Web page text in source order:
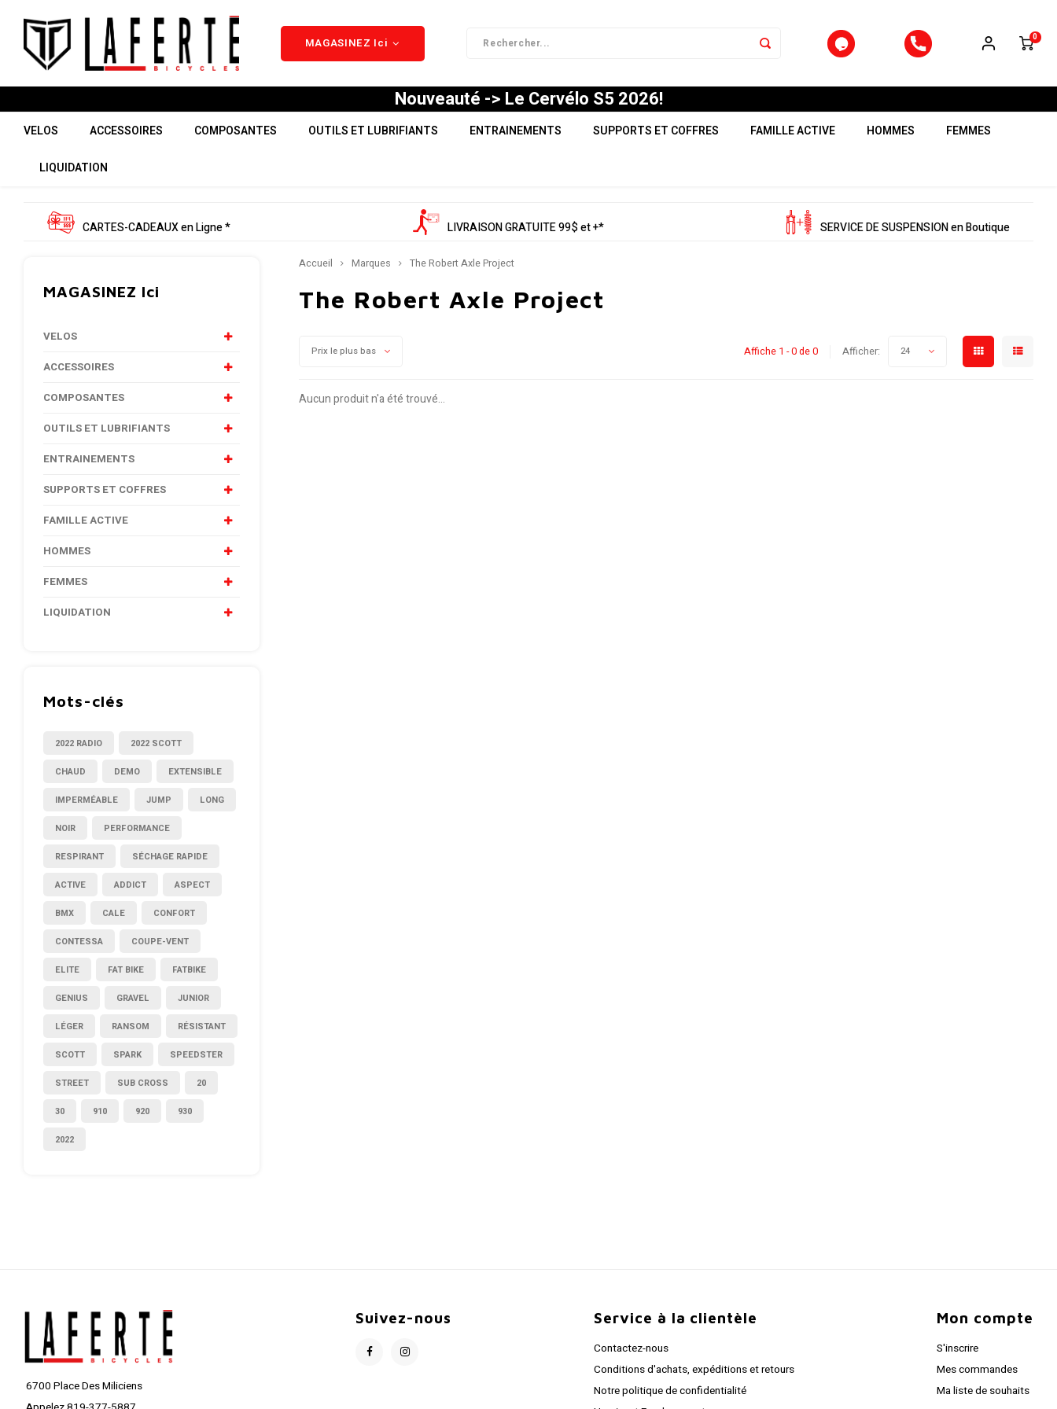
MAGASINEZ Ici 0
Nouveauté -> Le Cervélo S5 2026!
VELOS ACCESSOIRES COMPOSANTES OUTILS ET LUBRIFIANTS ENTRAINEMENTS SUPPORTS ET COFFRES FAMILLE ACTIVE HOMMES FEMMES
LIQUIDATION
CARTES-CADEAUX en Ligne * LIVRAISON GRATUITE 99$ et +* SERVICE DE SUSPENSION en Boutique
MAGASINEZ Ici
VELOS
ACCESSOIRES
COMPOSANTES
OUTILS ET LUBRIFIANTS
ENTRAINEMENTS
SUPPORTS ET COFFRES
FAMILLE ACTIVE
HOMMES
FEMMES
LIQUIDATION
Mots-clés
2022 RADIO 2022 SCOTT
CHAUD DEMO EXTENSIBLE
IMPERMÉABLE JUMP LONG
NOIR PERFORMANCE
RESPIRANT SÉCHAGE RAPIDE
ACTIVE ADDICT ASPECT
BMX CALE CONFORT
CONTESSA COUPE-VENT
ELITE FAT BIKE FATBIKE
GENIUS GRAVEL JUNIOR
LÉGER RANSOM RÉSISTANT
SCOTT SPARK SPEEDSTER
STREET SUB CROSS 20
30 910 920 930
2022
Accueil Marques The Robert Axle Project
The Robert Axle Project
Prix le plus bas Affiche 1 - 0 de 0 Afficher: 24
Aucun produit n'a été trouvé...
6700 Place Des Miliciens
Suivez-nous Service à la clientèle
Contactez-nous
Conditions d'achats, expéditions et retours
Notre politique de confidentialité
Mon compte
S'inscrire
Mes commandes
Ma liste de souhaits